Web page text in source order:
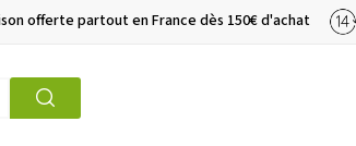
offerte partout en France dès 150€ d'achat